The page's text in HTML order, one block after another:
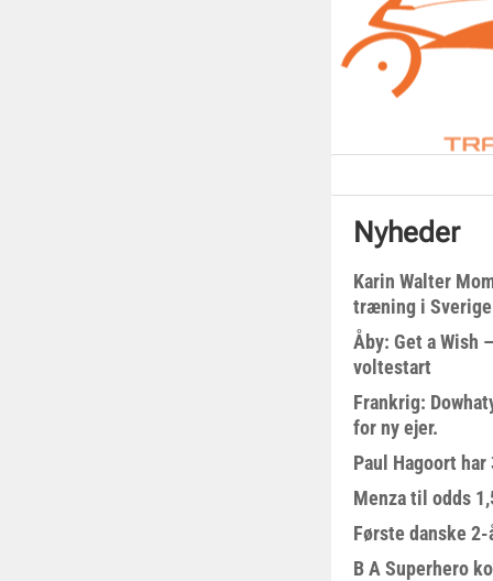
Nyheder
Karin Walter
træning i Sverige
Åby: Get a Wish
voltestart
Frankrig:
for ny ejer.
Paul Hagoort
Menza til odds
Første danske
B A Superhero